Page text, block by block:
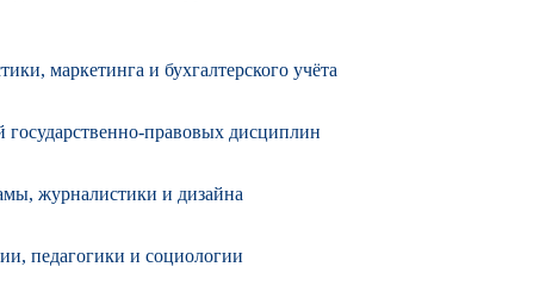
маркетинга и бухгалтерского учёта
правовых дисциплин
журналистики и дизайна
педагогики и социологии